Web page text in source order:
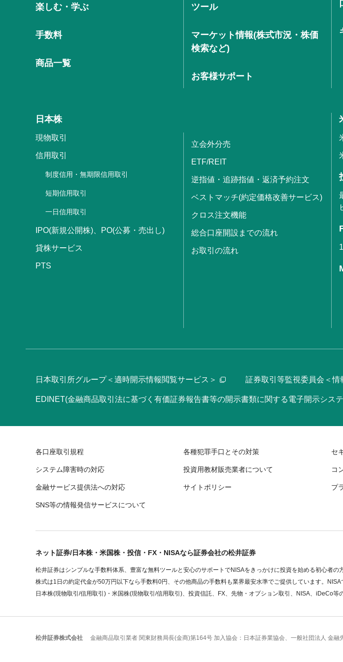
楽しむ・学ぶ
手数料
商品一覧
ツール
マーケット情報(株式市況・株価
検索など)
お客様サポート
日本株
現物取引
信用取引
制度信用・無期限信用取引
短期信用取引
一日信用取引
IPO(新規公開株)、PO(公募・売出し)
貸株サービス
PTS
立会外分売
ETF/REIT
逆指値・追跡指値・返済予約注文
ベストマッチ(約定価格改善サービス)
クロス注文機能
総合口座開設までの流れ
お取引の流れ
日本取引所グループ＜適時開示情報閲覧サービス＞ 証券取引等監視委員会＜情
EDINET(金融商品取引法に基づく有価証券報告書等の開示書類に関する電子開示シス
各口座取引規程 各種犯罪手口とその対策 セ
システム障害時の対応 投資用教材販売業者について コ
金融サービス提供法への対応 サイトポリシー プ
SNS等の情報発信サービスについて
ネット証券/日本株・米国株・投信・FX・NISAなら証券会社の松井証券
松井証券はシンプルな手数料体系、豊富な無料ツールと安心のサポートでNISAをきっかけに投資を始める初心者の
株式は1日の約定代金が50万円以下なら手数料0円、その他商品の手数料も業界最安水準でご提供しています。
日本株(現物取引/信用取引)・米国株(現物取引/信用取引)、投資信託、FX、先物・オプション取引、NISA、iDeCo等
松井証券株式会社 金融商品取引業者 関東財務局長(金商)第164号 加入協会：日本証券業協会、一般社団法人 金融